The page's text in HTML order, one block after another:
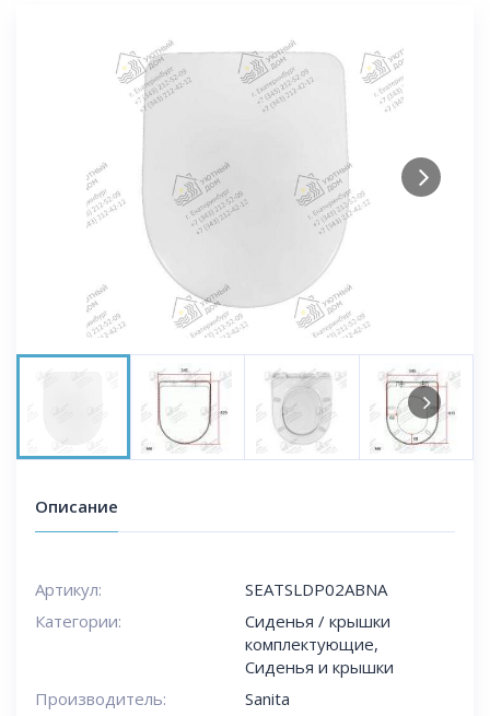
Next
Описание
Артикул:
SEATSLDP02ABNA
Категории:
Сиденья / крышки
комплектующие,
Сиденья и крышки
Производитель:
Sanita